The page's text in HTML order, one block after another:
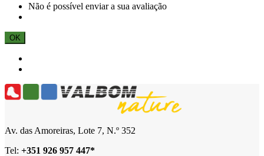
Não é possível enviar a sua avaliação
OK
Av. das Amoreiras, Lote 7, N.º 352
Tel: +351 926 957 447*